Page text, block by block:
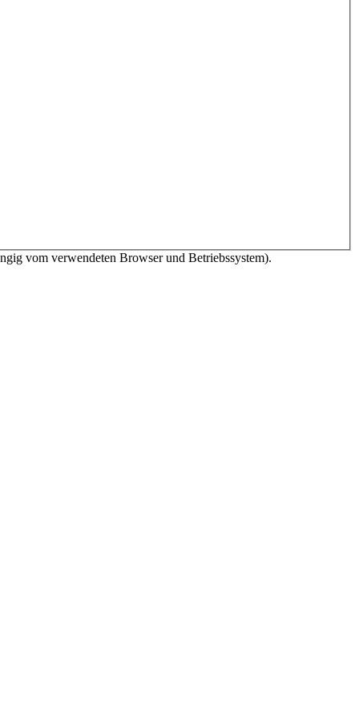
vom verwendeten Browser und Betriebssystem).